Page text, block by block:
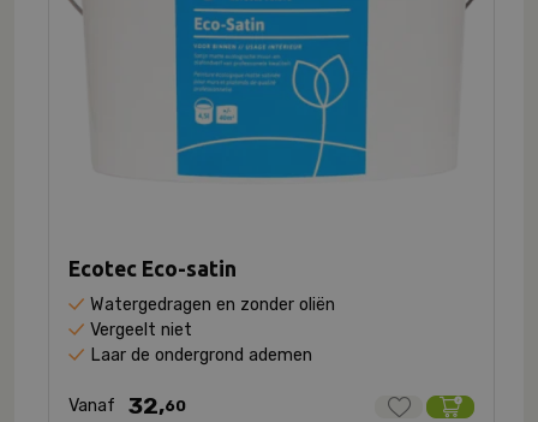
Ecotec Eco-satin
Watergedragen en zonder oliën
Vergeelt niet
Laar de ondergrond ademen
Vanaf 32,60